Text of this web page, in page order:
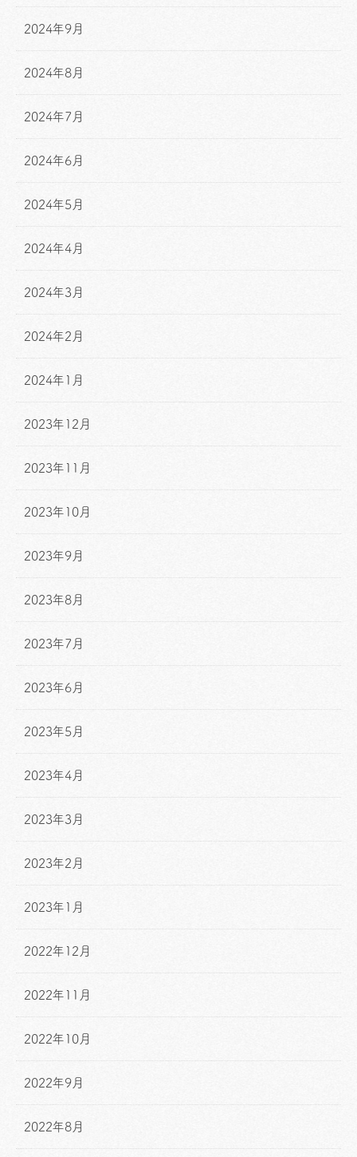
2024年9月
2024年8月
2024年7月
2024年6月
2024年5月
2024年4月
2024年3月
2024年2月
2024年1月
2023年12月
2023年11月
2023年10月
2023年9月
2023年8月
2023年7月
2023年6月
2023年5月
2023年4月
2023年3月
2023年2月
2023年1月
2022年12月
2022年11月
2022年10月
2022年9月
2022年8月